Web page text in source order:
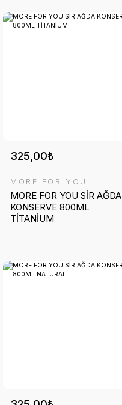
325,00₺
MORE FOR YOU
MORE FOR YOU SİR AĞDA
KONSERVE 800ML
TİTANİUM